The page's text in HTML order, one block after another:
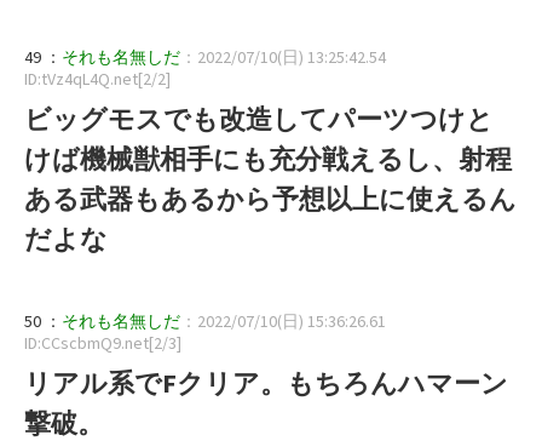
49 ： それも名無しだ ：2022/07/10(日) 13:25:42.54
ID:tVz4qL4Q.net[2/2]
ビッグモスでも改造してパーツつけと
けば機械獣相手にも充分戦えるし、射程
ある武器もあるから予想以上に使えるん
だよな
50 ： それも名無しだ ：2022/07/10(日) 15:36:26.61
ID:CCscbmQ9.net[2/3]
リアル系でFクリア。もちろんハマーン
撃破。